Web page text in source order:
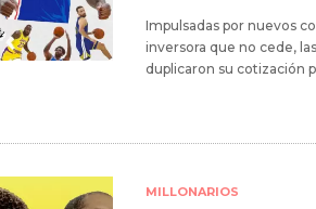
Impulsadas por nuevos
inversora que no cede,
duplicaron su cotización
MILLONARIOS